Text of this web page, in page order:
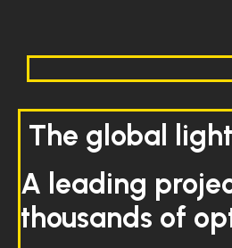
The global
A leading
thousands of